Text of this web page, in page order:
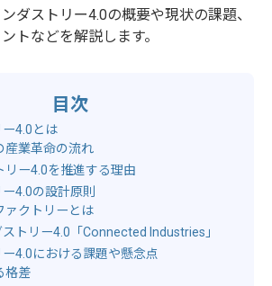
ダストリー4.0の概要や現状の課題、
トなどを解説します。
目次
4.0とは
産業革命の流れ
リー4.0を推進する理由
4.0の設計原則
ァクトリーとは
トリー4.0「Connected Industries」
4.0における課題や懸念点
格差